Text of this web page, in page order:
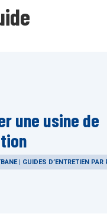
une usine de
| GUIDES D’ENTRETIEN PAR